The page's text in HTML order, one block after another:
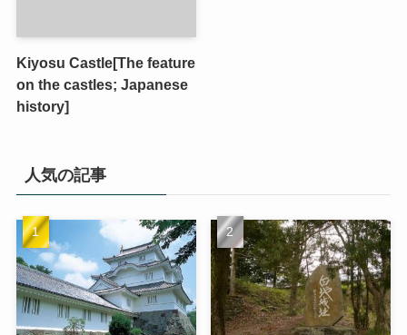
Kiyosu Castle[The feature
on the castles; Japanese
history]
人気の記事